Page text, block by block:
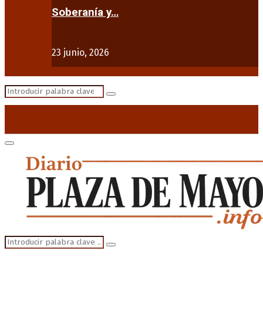
Soberanía y…
23 junio, 2026
Search
Search
Primary
Menu
Search
for:
Search